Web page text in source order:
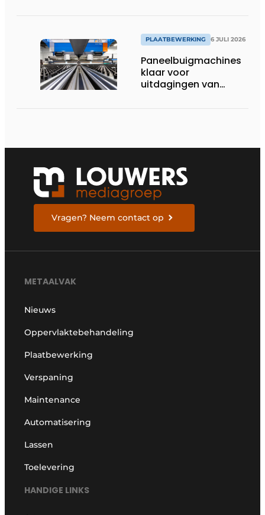
PLAATBEWERKING 6 JULI 2026
Paneelbuigmachines
klaar voor
uitdagingen van
Vragen? Neem contact op
METAALVAK
Nieuws
Oppervlaktebehandeling
Plaatbewerking
Verspaning
Maintenance
Automatisering
Lassen
Toelevering
HANDIGE LINKS